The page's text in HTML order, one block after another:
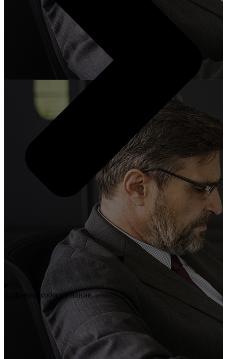
5. Личное собеседование